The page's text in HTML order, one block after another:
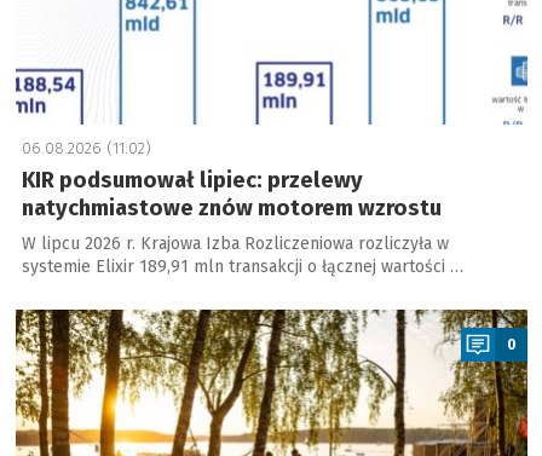
06.08.2026 (11:02)
KIR podsumował lipiec: przelewy
natychmiastowe znów motorem wzrostu
W lipcu 2026 r. Krajowa Izba Rozliczeniowa rozliczyła w
systemie Elixir 189,91 mln transakcji o łącznej wartości …
a
0